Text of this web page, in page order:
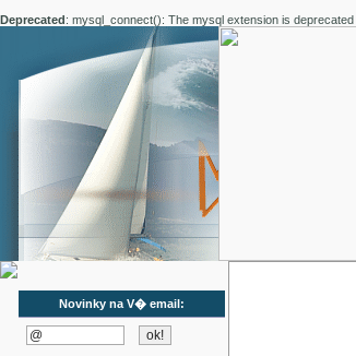
Deprecated: mysql_connect(): The mysql extension is
Novinky na V� email: